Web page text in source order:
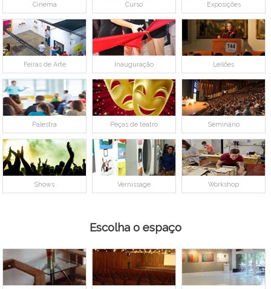
Cinema Curso Exposições
Feiras de Arte Inauguração Leilões
Palestra Peças de teatro Seminário
Shows Vernissage Workshop
Escolha o espaço